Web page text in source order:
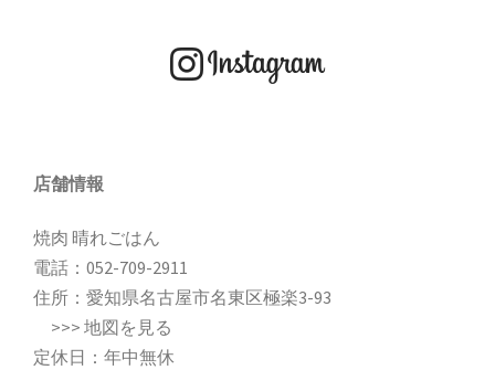
店舗情報
焼肉 晴れごはん
電話： 052-709-2911
住所：愛知県名古屋市名東区極楽3-93
>>> 地図を見る
定休日：年中無休